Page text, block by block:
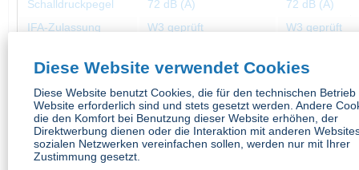
Schalldruckpegel
72 dB (A)
72 dB (A)
IFA-Zulassung
W3 geprüft
W3 geprüft
Filterstufen
2
2
Filterverfahren
Speicherfilter
Speicherfilter
Filterfläche
42 m²
42 m²
Filtertyp
Safe Change Filter
Safe Change
Filtermaterial
Diese Website verwendet Cookies
Diese Website benutzt Cookies, die für den technischen Betrieb
Website erforderlich sind und stets gesetzt werden. Andere
die den Komfort bei Benutzung dieser Website erhöhen, der
Direktwerbung dienen oder die Interaktion mit anderen
sozialen Netzwerken vereinfachen sollen, werden nur mit Ihrer
Zustimmung gesetzt.